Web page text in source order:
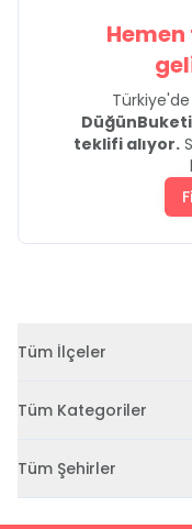
Hemen
teklifi alıyor.
Tüm İlçeler
Tüm Kategoriler
Tüm Şehirler